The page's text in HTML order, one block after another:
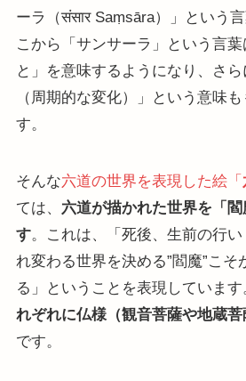
ーラ（संसार Saṃsāra）」という
こから「サンサーラ」という言
と」を意味するようになり、さ
（周期的な変化）」という意味
す。
そんな六道の世界を表現した絵「
ては、 六道が描かれた世界を「
す。これは、「死後、生前の行
れ変わる世界を決める”閻魔”こそ
る」ということを表現しています
れぞれに仏様（観音菩薩や地蔵
です。